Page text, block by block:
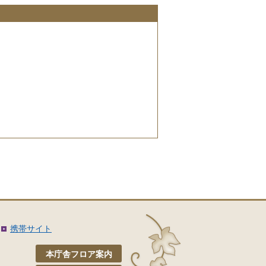
携帯サイト
本庁舎フロア案内